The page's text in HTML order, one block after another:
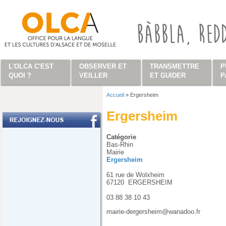
Accueil » Ergersheim
Ergersheim
Catégorie
Bas-Rhin
Mairie
Ergersheim
61 rue de Wolxheim
67120
ERGERSHEIM
03 88 38 10 43
mairie-dergersheim@wanadoo.fr
L'OLCA C'EST
QUOI ?
OBSERVER ET
VEILLER
TRANSMETTRE
ET GUIDER